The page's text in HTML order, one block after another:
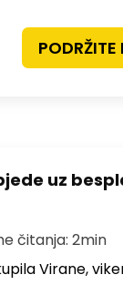
PODRŽITE
uz
čitanja: 2min
Virane,